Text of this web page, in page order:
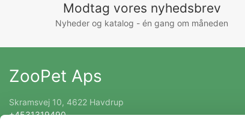
Modtag vores nyhedsbrev
Nyheder og katalog - én gang om måneden
ZooPet Aps
Skramsvej 10, 4622 Havdrup
+4531319490